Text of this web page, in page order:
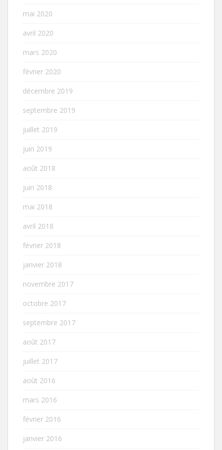
mai 2020
avril 2020
mars 2020
février 2020
décembre 2019
septembre 2019
juillet 2019
juin 2019
août 2018
juin 2018
mai 2018
avril 2018
février 2018
janvier 2018
novembre 2017
octobre 2017
septembre 2017
août 2017
juillet 2017
août 2016
mars 2016
février 2016
janvier 2016